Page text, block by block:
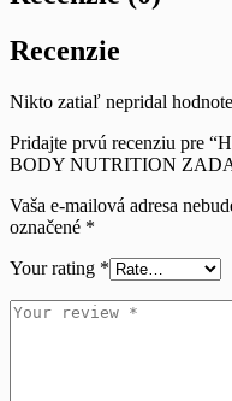
Recenzie
Nikto zatiaľ nepridal
Pridajte prvú recenziu pre
BODY NUTRITION
Vaša e-mailová adresa
označené *
Your rating *